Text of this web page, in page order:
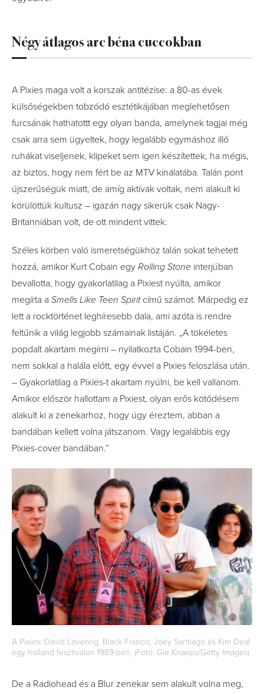
Négy átlagos arc béna cuccokban
A Pixies maga volt a korszak antitézise: a 80-as évek
külsőségekben tobzódó esztétikájában meglehetősen
furcsának hathatottt egy olyan banda, amelynek tagjai még
csak arra sem ügyeltek, hogy legalább egymáshoz illő
ruhákat viseljenek, klipeket sem igen készítettek, ha mégis,
az biztos, hogy nem fért be az MTV kínálatába. Talán pont
újszerűségük miatt, de amíg aktívak voltak, nem alakult ki
körülöttük kultusz – igazán nagy sikerük csak Nagy-
Britanniában volt, de ott mindent vittek.
Széles körben való ismeretségükhöz talán sokat tehetett
hozzá, amikor Kurt Cobain egy Rolling Stone interjúban
bevallotta, hogy gyakorlatilag a Pixiest nyúlta, amikor
megírta a Smells Like Teen Spiritcímű számot. Márpedig ez
lett a rocktörténet leghíresebb dala, ami azóta is rendre
feltűnik a világ legjobb számainak listáján. „A tökéletes
popdalt akartam megírni – nyilatkozta Cobain 1994-ben,
nem sokkal a halála előtt, egy évvel a Pixies feloszlása után.
– Gyakorlatilag a Pixies-t akartam nyúlni, be kell vallanom.
Amikor először hallottam a Pixiest, olyan erős kötődésem
alakult ki a zenekarhoz, hogy úgy éreztem, abban a
bandában kellett volna játszanom. Vagy legalábbis egy
Pixies-cover bandában.”
A Pixies: David Lovering, Black Francis, Joey Santiago és Kim Deal
egy holland fesztiválon 1989-ben. (Fotó: Gie Knaeps/Getty Images)
De a Radiohead és a Blur zenekar sem alakult volna meg,